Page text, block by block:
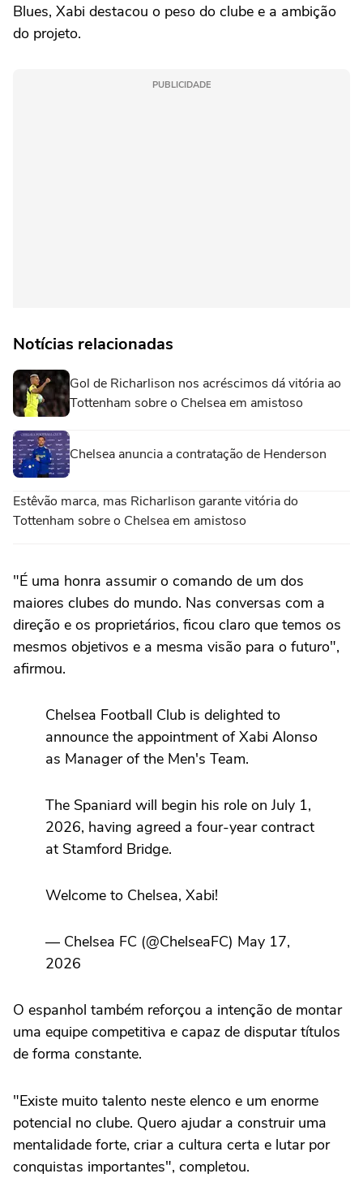
Blues, Xabi destacou o peso do clube e a ambição
do projeto.
PUBLICIDADE
Notícias relacionadas
Gol de Richarlison nos acréscimos dá vitória ao
Tottenham sobre o Chelsea em amistoso
Chelsea anuncia a contratação de Henderson
Estêvão marca, mas Richarlison garante vitória do
Tottenham sobre o Chelsea em amistoso
"É uma honra assumir o comando de um dos
maiores clubes do mundo. Nas conversas com a
direção e os proprietários, ficou claro que temos os
mesmos objetivos e a mesma visão para o futuro",
afirmou.
Chelsea Football Club is delighted to
announce the appointment of Xabi Alonso
as Manager of the Men's Team.
The Spaniard will begin his role on July 1,
2026, having agreed a four-year contract
at Stamford Bridge.
Welcome to Chelsea, Xabi!
— Chelsea FC (@ChelseaFC) May 17,
2026
O espanhol também reforçou a intenção de montar
uma equipe competitiva e capaz de disputar títulos
de forma constante.
"Existe muito talento neste elenco e um enorme
potencial no clube. Quero ajudar a construir uma
mentalidade forte, criar a cultura certa e lutar por
conquistas importantes", completou.